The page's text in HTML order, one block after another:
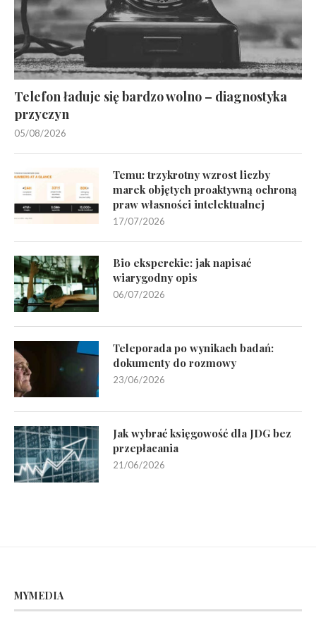
Telefon ładuje się bardzo wolno – diagnostyka
przyczyn
05/08/2026
Temu: trzykrotny wzrost liczby
marek objętych proaktywną ochroną
praw własności intelektualnej
17/07/2026
Bio eksperckie: jak napisać
wiarygodny opis
06/07/2026
Teleporada po wynikach badań:
dokumenty do rozmowy
23/06/2026
Jak wybrać księgowość dla JDG bez
przepłacania
21/06/2026
MYMEDIA